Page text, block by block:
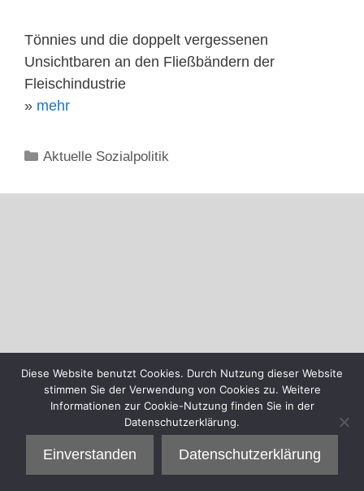
Tönnies und die doppelt vergessenen
Unsichtbaren an den Fließbändern der
Fleischindustrie
» mehr
Kategorien
Aktuelle Sozialpolitik
Diese Website benutzt Cookies. Durch Nutzung dieser Website
stimmen Sie der Verwendung von Cookies zu. Weitere
Informationen zur Cookie-Nutzung finden Sie in der
Datenschutzerklärung.
Einverstanden Datenschutzerklärung